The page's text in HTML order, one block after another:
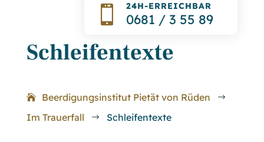
 24H-ERREICHBAR
0681 / 3 55 89
Schleifentexte
Beerdigungsinstitut Pietät von Rüden $
Im Trauerfall $ Schleifentexte